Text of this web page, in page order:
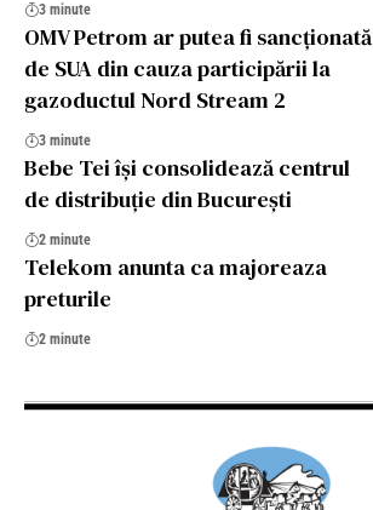
3 minute
OMV Petrom ar putea fi sancţionată
de SUA din cauza participării la
gazoductul Nord Stream 2
3 minute
Bebe Tei își consolidează centrul
de distribuție din București
2 minute
Telekom anunta ca majoreaza
preturile
2 minute